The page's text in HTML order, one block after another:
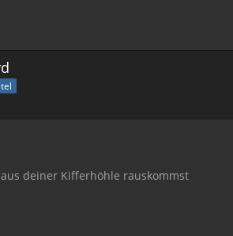
deiner Kifferhöhle rauskommst